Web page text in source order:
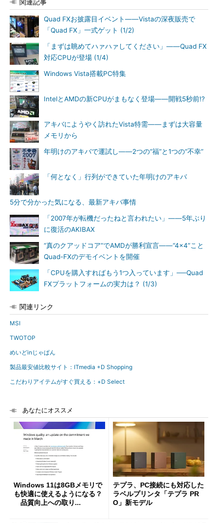
関連記事
Quad FXお披露目イベント――Vistaの深夜販売で
「Quad FX」一式ゲット (1/2)
「まずは眺めてハァハァしてください」――Quad FX
対応CPUが登場 (1/4)
Windows Vista搭載PC特集
IntelとAMDの新CPUがまもなく登場――開戦5秒前!?
アキバにようやく訪れたVista特需――まずは大容量
メモリから
年明けのアキバで運試し――2つの“福”と1つの“不幸”
「何となく」行列ができていた年明けのアキバ
5分で分かった気になる、最新アキバ事情
「2007年が転機だったねと言われたい」――5年ぶり
に復活のAKIBAX
“真のクアッドコア”でAMDが勝利宣言――“4×4”こと
Quad-FXのデモイベントを開催
「CPUを購入すればもう1つ入っています」──Quad
FXプラットフォームの実力は？ (1/3)
関連リンク
MSI
TWOTOP
めいどinじゃぱん
製品最安値比較サイト：ITmedia +D Shopping
こだわりアイテムがすぐ買える：+D Select
あなたにオススメ
Windows 11は8GBメモリで
も快適に使えるようになる？
品質向上への取り...
テプラ、PC接続にも対応した
ラベルプリンタ「テプラ PR
O」新モデル